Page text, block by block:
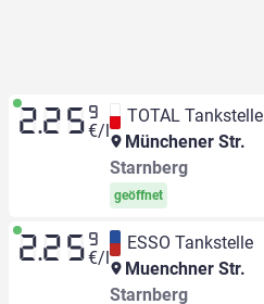
2.25 9
€/l
TOTAL Tankstelle
Münchener Str.
Starnberg
geöffnet
2.25 9
€/l
ESSO Tankstelle
Muenchner Str.
Starnberg